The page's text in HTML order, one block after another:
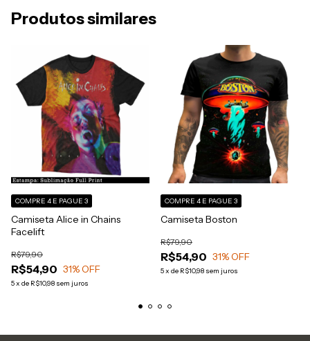
Produtos similares
Camiseta Alice in Chains
Facelift
R$54,90
R$79,90
31% OFF
5x de R$10,98 sem juros
COMPRE 4 E PAGUE 3
Camiseta Boston
R$54,90
R$79,90
31% OFF
5x de R$10,98 sem juros
COMPRE 4 E PAGUE 3